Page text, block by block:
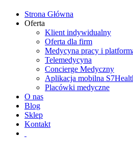
Strona Główna
Oferta
Klient indywidualny
Oferta dla firm
Medycyna pracy i
Telemedycyna
Concierge Medyczny
Aplikacja mobilna
Placówki medyczne
O nas
Blog
Sklep
Kontakt